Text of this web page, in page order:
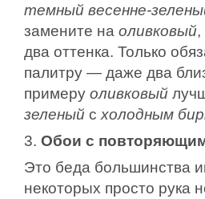
темный весенне-
замените на оливковый,
два оттенка. Только
палитру — даже два
примеру оливковый
зеленый с холодным
3. Обои с
Это беда большинства
некоторых просто рука